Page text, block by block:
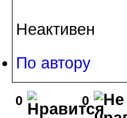
Неактивен
По автору
0 0